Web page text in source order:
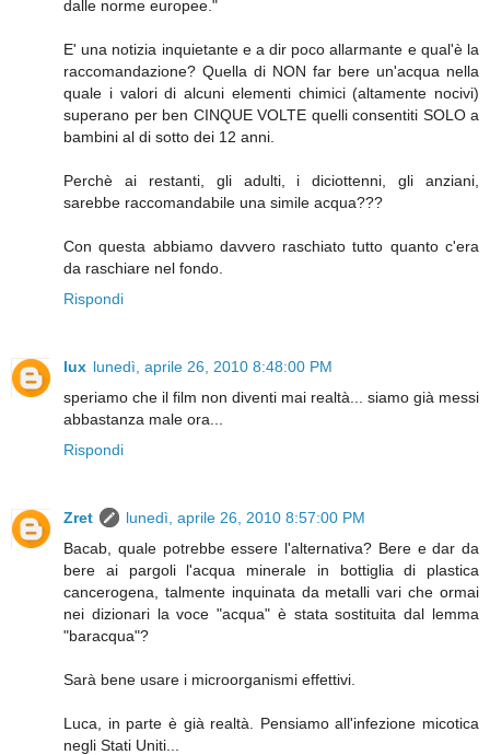
dalle norme europee."
E' una notizia inquietante e a dir poco allarmante e qual'è la
raccomandazione? Quella di NON far bere un'acqua nella
quale i valori di alcuni elementi chimici (altamente nocivi)
superano per ben CINQUE VOLTE quelli consentiti SOLO a
bambini al di sotto dei 12 anni.
Perchè ai restanti, gli adulti, i diciottenni, gli anziani,
sarebbe raccomandabile una simile acqua???
Con questa abbiamo davvero raschiato tutto quanto c'era
da raschiare nel fondo.
Rispondi
lux lunedì, aprile 26, 2010 8:48:00 PM
speriamo che il film non diventi mai realtà... siamo già messi
abbastanza male ora...
Rispondi
Zret
lunedì, aprile 26, 2010 8:57:00 PM
Bacab, quale potrebbe essere l'alternativa? Bere e dar da
bere ai pargoli l'acqua minerale in bottiglia di plastica
cancerogena, talmente inquinata da metalli vari che ormai
nei dizionari la voce "acqua" è stata sostituita dal lemma
"baracqua"?
Sarà bene usare i microorganismi effettivi.
Luca, in parte è già realtà. Pensiamo all'infezione micotica
negli Stati Uniti...